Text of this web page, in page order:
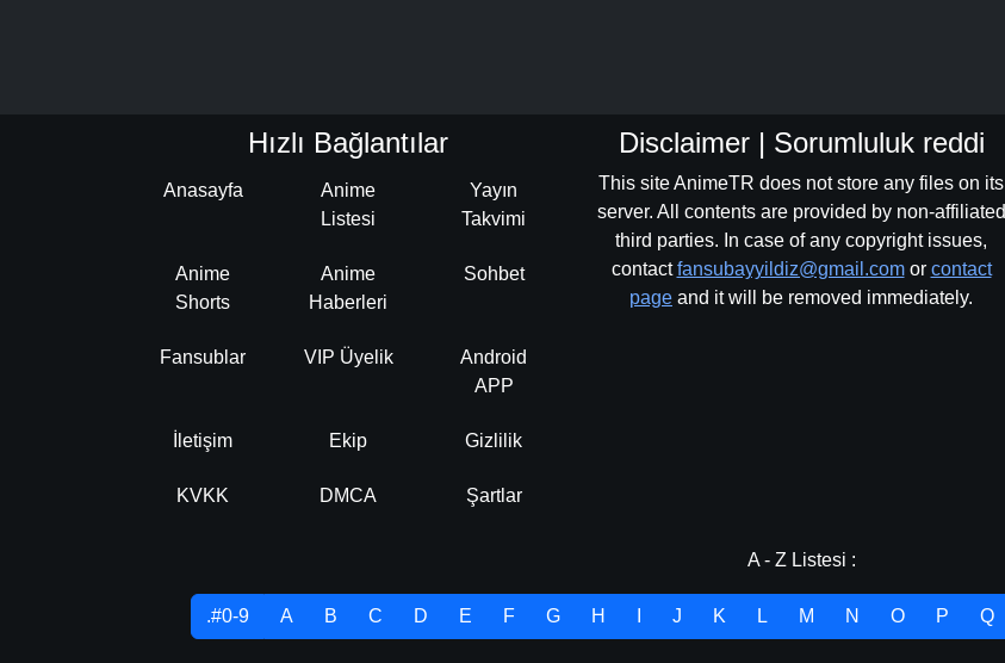
Hızlı Bağlantılar
Anasayfa
Anime
Listesi
Yayın
Takvimi
Anime
Shorts
Anime
Haberleri
Sohbet
Fansublar VIP Üyelik
Android
APP
İletişim Ekip Gizlilik
KVKK DMCA Şartlar
Disclaimer | Sorumluluk reddi
This site AnimeTR does not store any files on its
server. All contents are provided by non-affiliated
third parties. In case of any copyright issues,
contactfansubayyildiz@gmail.comor contact
page and it will be removed immediately.
A - Z Listesi :
.#0-9 A B C D E F G H J K L M N O P Q